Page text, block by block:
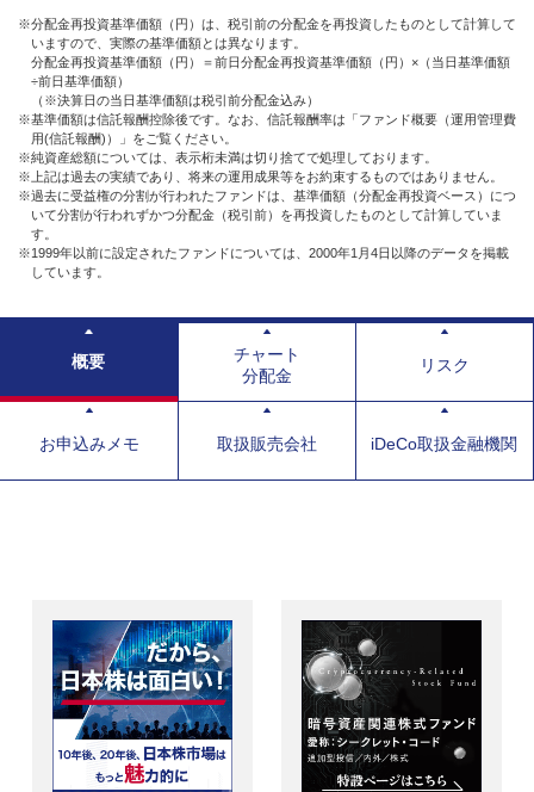
※分配金再投資基準価額（円）は、税引前の分配金を再投資したものとして計算して
いますので、実際の基準価額とは異なります。
分配金再投資基準価額（円）＝前日分配金再投資基準価額（円）×（当日基準価額
÷前日基準価額）
（※決算日の当日基準価額は税引前分配金込み）
※基準価額は信託報酬控除後です。なお、信託報酬率は「ファンド概要（運用管理費
用(信託報酬)）」をご覧ください。
※純資産総額については、表示桁未満は切り捨てで処理しております。
※上記は過去の実績であり、将来の運用成果等をお約束するものではありません。
※過去に受益権の分割が行われたファンドは、基準価額（分配金再投資ベース）につ
いて分割が行われずかつ分配金（税引前）を再投資したものとして計算していま
す。
※1999年以前に設定されたファンドについては、2000年1月4日以降のデータを掲載
しています。
概要
チャート
分配金
リスク
お申込みメモ 取扱販売会社 iDeCo取扱金融機関